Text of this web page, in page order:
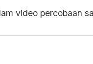
video percobaan